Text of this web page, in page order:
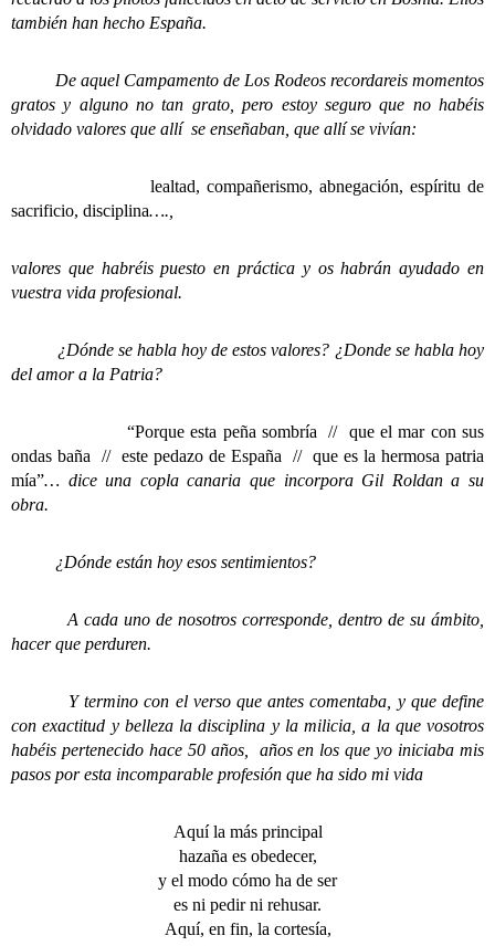
también han hecho España.
De aquel Campamento de Los Rodeos recordareis momentos
gratos y alguno no tan grato, pero estoy seguro que no habéis
olvidado valores que allí se enseñaban, que allí se vivían:
lealtad, compañerismo, abnegación, espíritu de
sacrificio, disciplina….,
valores que habréis puesto en práctica y os habrán ayudado en
vuestra vida profesional.
¿Dónde se habla hoy de estos valores? ¿Donde se habla hoy
del amor a la Patria?
“Porque esta peña sombría // que el mar con sus
ondas baña // este pedazo de España // que es la hermosa patria
mía”… dice una copla canaria que incorpora Gil Roldan a su
obra.
¿Dónde están hoy esos sentimientos?
A cada uno de nosotros corresponde, dentro de su ámbito,
hacer que perduren.
Y termino con el verso que antes comentaba, y que define
con exactitud y belleza la disciplina y la milicia, a la que vosotros
habéis pertenecido hace 50 años, años en los que yo iniciaba mis
pasos por esta incomparable profesión que ha sido mi vida
Aquí la más principal
hazaña es obedecer,
y el modo cómo ha de ser
es ni pedir ni rehusar.
Aquí, en fin, la cortesía,